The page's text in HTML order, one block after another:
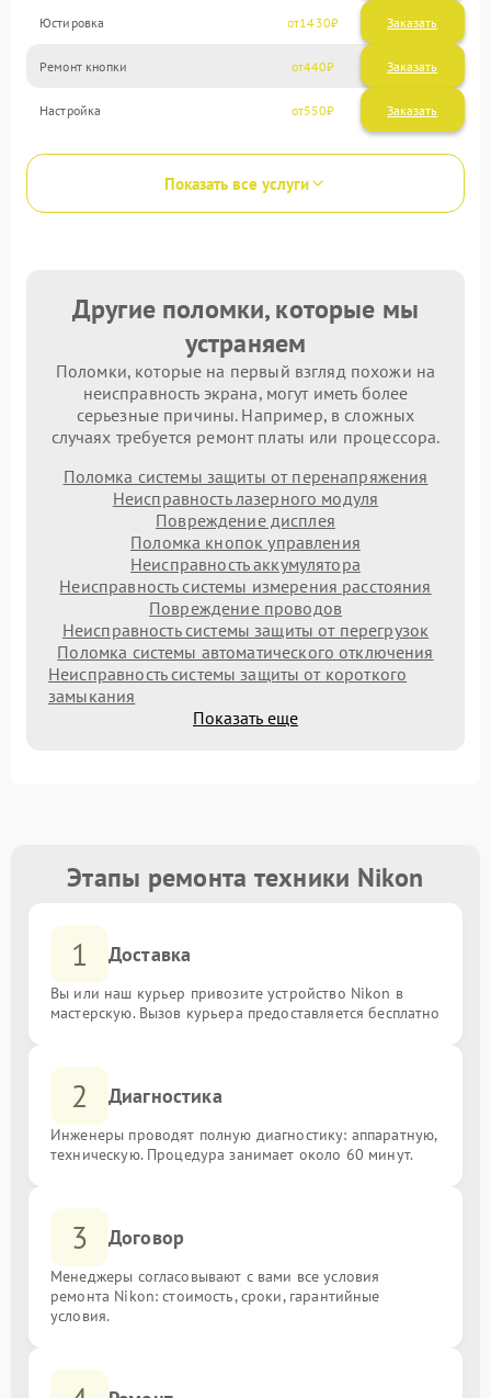
Юстировка 1430
Ремонт кнопки 440
Настройка 550
Показать все услуги
Другие поломки, которые мы
устраняем
Поломки, которые на первый взгляд похожи на
неисправность экрана, могут иметь более
серьезные причины. Например, в сложных
случаях требуется ремонт платы или процессора.
Поломка системы защиты от перенапряжения
Неисправность лазерного модуля
Повреждение дисплея
Поломка кнопок управления
Неисправность аккумулятора
Неисправность системы измерения расстояния
Повреждение проводов
Неисправность системы защиты от перегрузок
Поломка системы автоматического отключения
Неисправность системы защиты от короткого
замыкания
Показать еще
Этапы ремонта техники Nikon
1 Доставка
Вы или наш курьер привозите устройство Nikon в
мастерскую. Вызов курьера предоставляется бесплатно
2 Диагностика
Инженеры проводят полную диагностику: аппаратную,
техническую. Процедура занимает около 60 минут.
3 Договор
Менеджеры согласовывают с вами все условия
ремонта Nikon: стоимость, сроки, гарантийные
условия.